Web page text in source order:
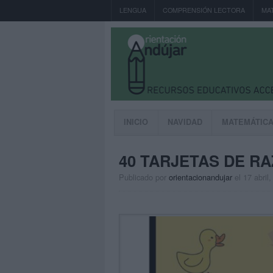
LENGUA COMPRENSIÓN LECTORA
INICIO NAVIDAD
40 TARJETAS DE
Publicado por orientacionandujar el 17